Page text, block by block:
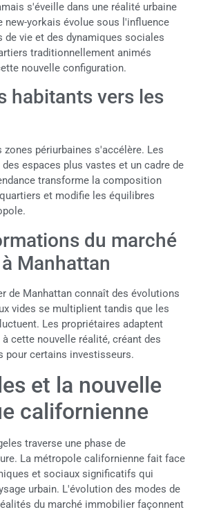
s'éveille dans une réalité urbaine
new-yorkais évolue sous l'influence
de vie et des dynamiques sociales
traditionnellement animés
nouvelle configuration.
habitants vers les
zones périurbaines s'accélère. Les
espaces plus vastes et un cadre de
transforme la composition
et modifie les équilibres
du marché
Manhattan
de Manhattan connaît des évolutions
vides se multiplient tandis que les
Les propriétaires adaptent
cette nouvelle réalité, créant des
pour certains investisseurs.
et la nouvelle
californienne
traverse une phase de
La métropole californienne fait face
et sociaux significatifs qui
urbain. L'évolution des modes de
du marché immobilier façonnent